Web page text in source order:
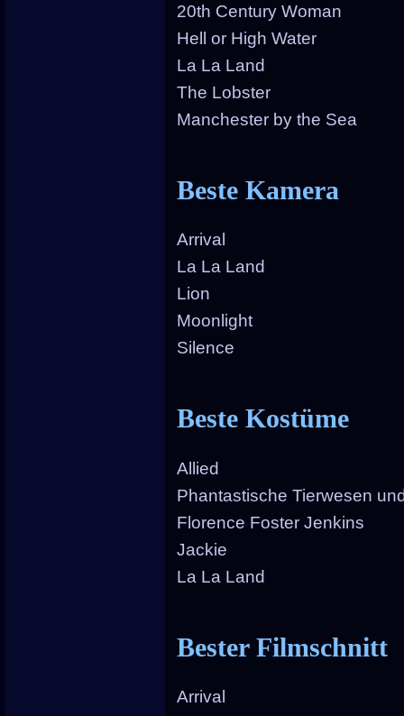
20th Century Woman
Hell or High Water
La La Land
The Lobster
Manchester by the Sea
Beste Kamera
Arrival
La La Land
Lion
Moonlight
Silence
Beste Kostüme
Allied
Phantastische Tierwesen
Florence Foster Jenkins
Jackie
La La Land
Bester Filmschnitt
Arrival